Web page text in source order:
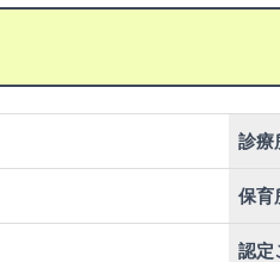
診療
保育
認定